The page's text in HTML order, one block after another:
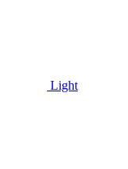
Light